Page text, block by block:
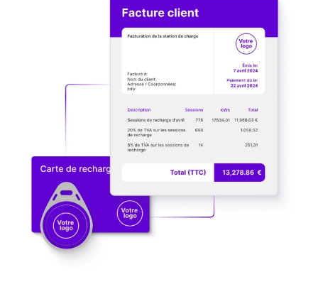
Modifier la localisation
Support
Réservez une démo